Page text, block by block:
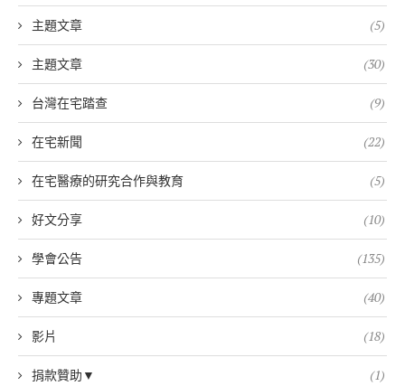
主題文章 (5)
主題文章 (30)
台灣在宅踏查 (9)
在宅新聞 (22)
在宅醫療的研究合作與教育 (5)
好文分享 (10)
學會公告 (135)
專題文章 (40)
影片 (18)
捐款贊助▼ (1)